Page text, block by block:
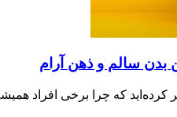
کرده‌اید که چرا برخی افراد